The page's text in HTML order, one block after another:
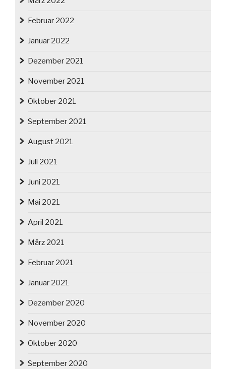
Februar 2022
Januar 2022
Dezember 2021
November 2021
Oktober 2021
September 2021
August 2021
Juli 2021
Juni 2021
Mai 2021
April 2021
März 2021
Februar 2021
Januar 2021
Dezember 2020
November 2020
Oktober 2020
September 2020